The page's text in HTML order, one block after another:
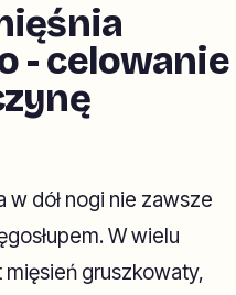
- celowanie
w dół nogi nie zawsze
W wielu
gruszkowaty,